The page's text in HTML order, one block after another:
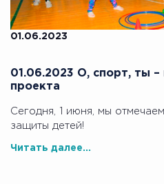
01.06.2023
01.06.2023 О, спорт, ты –
проекта
Сегодня, 1 июня, мы
защиты детей!
Читать далее...